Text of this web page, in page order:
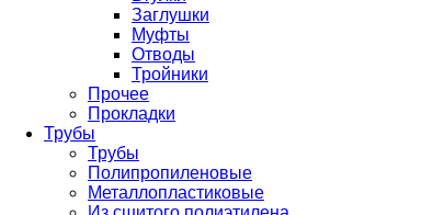
Заглушки
Муфты
Отводы
Тройники
Прочее
Прокладки
Трубы
Трубы
Полипропиленовые
Металлопластиковые